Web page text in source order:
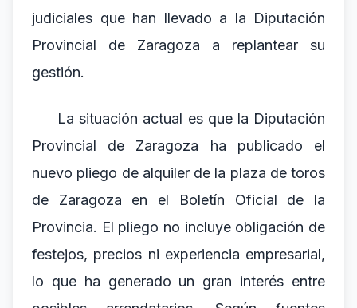
judiciales que han llevado a la Diputación
Provincial de Zaragoza a replantear su
gestión.
La situación actual es que la Diputación
Provincial de Zaragoza ha publicado el
nuevo pliego de alquiler de la plaza de toros
de Zaragoza en el Boletín Oficial de la
Provincia. El pliego no incluye obligación de
festejos, precios ni experiencia empresarial,
lo que ha generado un gran interés entre